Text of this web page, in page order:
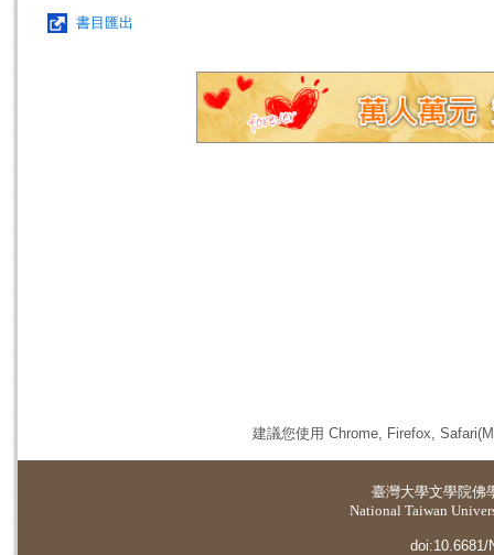
書目匯出
建議您使用 Chrome, Firefox,
臺灣大學文學院佛
National Taiwan
doi:10.6681/